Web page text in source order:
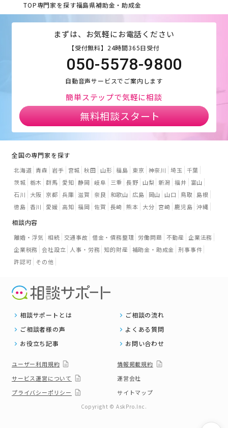
TOP専門家を探す福島県補助金・助成金
まずは、お気軽にお電話ください
【受付無料】24時間365日受付
050-5578-9800
自動音声サービスでご案内します
簡単ステップで気軽に相談
無料相談スタート
全国の専門家を探す
北海道 青森 岩手 宮城 秋田 山形 福島 東京 神奈川 埼玉
千葉
茨城 栃木 群馬 愛知 静岡 岐阜 三重 長野 山梨 新潟 福井
富山
石川
大阪 京都 兵庫 滋賀 奈良 和歌山 広島 岡山 山口 鳥取
島根
徳島 香川 愛媛 高知 福岡 佐賀 長崎 熊本 大分 宮崎 鹿児島 沖縄
相談内容
離婚・浮気 相続 交通事故 借金・債務整理 労働問題 不動産 企業法務
企業税務 会社設立 人事・労務 知的財産 補助金・助成金 刑事事件
許認可 その他
相談サポートとは
ご相談の流れ
ご相談者様の声
よくある質問
お役立ち記事
お問い合わせ
ユーザー利用規約
情報掲載規約
サービス運営について
運営会社
プライバシーポリシー
サイトマップ
Copyright © AskPro.Inc.